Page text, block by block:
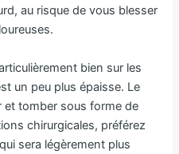
au risque de vous blesser
bien sur les
un peu plus épaisse. Le
et tomber sous forme de
chirurgicales, préférez
sera légèrement plus